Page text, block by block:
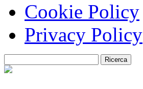
Cookie Policy
Privacy Policy